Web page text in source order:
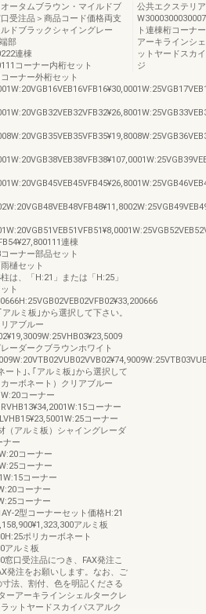
ータムブラウン・マイルドブ
受注品＞商品コード価格両支
ドブラックシャイングレー
部
連棟
コーナー内桁セット
ーナー外桁セット
連棟
ーナー部品セット
樋セット
は、「H:21」または「H:25」
ト
ルミ板｣から選択して下さい。
アブルー
ーダークブラウンホワイト
ート｣､｢アルミ板｣から選択して
ーボネート）クリアブルー
コーナー
コーナー
コーナー
（アルミ板）シャイングレーダ
ナー
コーナー
コーナー
コーナー
コーナー
コーナー
2型コーナーセット価格H:21
アルミ板
ポリカーボネート
アルミ板
窓口受注品につき、FAX発注こ
発注をお願いします。なお、ご
法、割付、色を明記くださる
ーアーキラインシェルタークレ
ットヤードスカイパスアルク
公共エクステリ
ト連棟桁コーナ
アーキラインシ
ットヤードスカ
ジ